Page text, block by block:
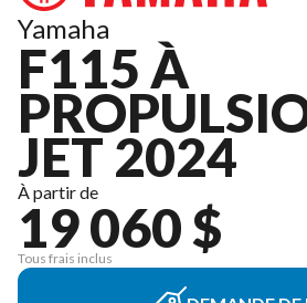
Yamaha
F115 À
JET 2024
À partir de
19 060 $
Tous frais inclus